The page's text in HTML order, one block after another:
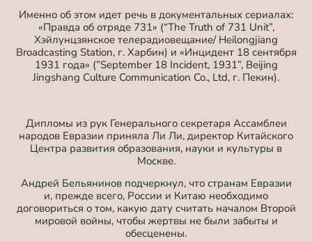
Именно об этом идет речь в документальных сериалах:
«Правда об отряде 731» (“The Truth of 731 Unit”,
Хэйлунцзянское телерадиовещание/ Heilongjiang
Broadcasting Station, г. Харбин) и «Инцидент 18 сентября
1931 года» (”September 18 Incident, 1931”, Beijing
Jingshang Culture Communication Co., Ltd, г. Пекин).
Дипломы из рук Генерального секретаря Ассамблеи
народов Евразии приняла Ли Ли, директор Китайского
Центра развития образования, науки и культуры в
Москве.
Андрей Бельянинов подчеркнул, что странам Евразии
и, прежде всего, России и Китаю необходимо
договориться о том, какую дату считать началом Второй
мировой войны, чтобы жертвы не были забыты и
обесценены.